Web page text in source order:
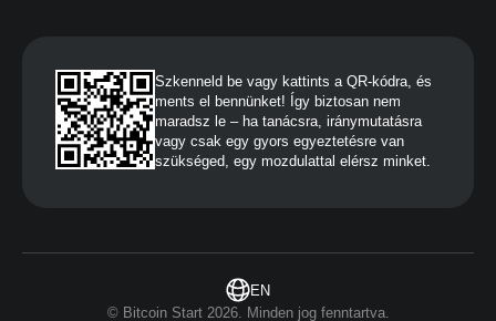
Szkenneld be vagy kattints a QR-kódra, és
ments el bennünket! Így biztosan nem
maradsz le – ha tanácsra, iránymutatásra
vagy csak egy gyors egyeztetésre van
szükséged, egy mozdulattal elérsz minket.
EN
© Bitcoin Start 2026. Minden jog fenntartva.